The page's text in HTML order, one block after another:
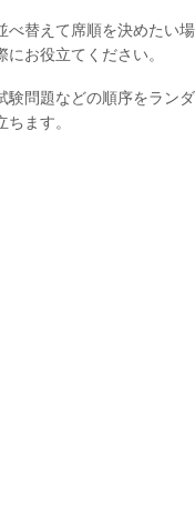
べ替えて席順を決めたい
お役立てください。
験問題などの順序をラン
ます。